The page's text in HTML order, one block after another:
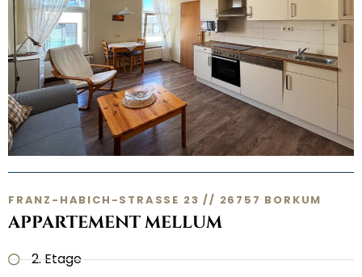
FRANZ-HABICH-STRASSE 23 // 26757 BORKUM
APPARTEMENT MELLUM
2. Etage